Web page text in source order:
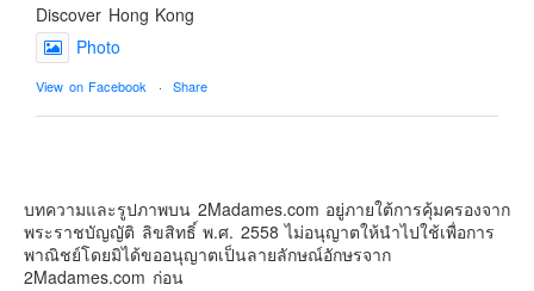
รีวิวสายการบิน
Products & Applications
Events & PR News
Discover Hong Kong
Photo
View on Facebook · Share
เตรียมไว้หนวด ถอยปืนลูกซอง
#น้องเกรซ #ลูกสาวเราเป็นสาวแล้ว
Photo
บทความและรูปภาพบน 2Madames.com อยู่ภายใต้การคุ้มครองจาก
พระราชบัญญัติ ลิขสิทธิ์ พ.ศ. 2558 ไม่อนุญาตให้นำไปใช้เพื่อการ
พาณิชย์โดยมิได้ขออนุญาตเป็นลายลักษณ์อักษรจาก
2Madames.com ก่อน